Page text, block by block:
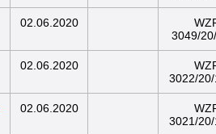
02.06.2020
3049/
02.06.2020
3022/
02.06.2020
3021/